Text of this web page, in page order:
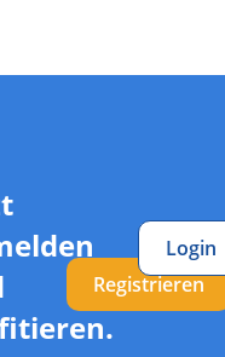
Registrieren
Login